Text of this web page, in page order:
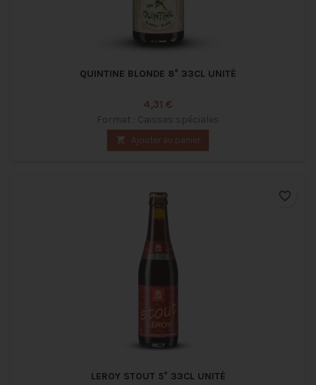
QUINTINE BLONDE 8° 33CL UNITÉ
Prix
4,31 €
Format : Caisses spéciales
 Ajouter au panier
LEROY STOUT 5° 33CL UNITÉ
favorite_border